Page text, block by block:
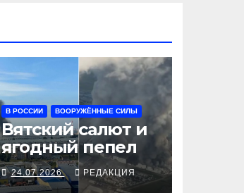
В РОССИИ ВООРУЖЁННЫЕ СИЛЫ
Вятский салют и
ягодный пепел
24.07.2026 РЕДАКЦИЯ